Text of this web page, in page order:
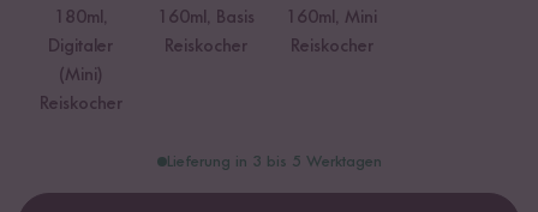
180ml,
Digitaler
(Mini)
Reiskocher
160ml, Basis
Reiskocher
160ml, Mini
Reiskocher
Lieferung in 3 bis 5 Werktagen